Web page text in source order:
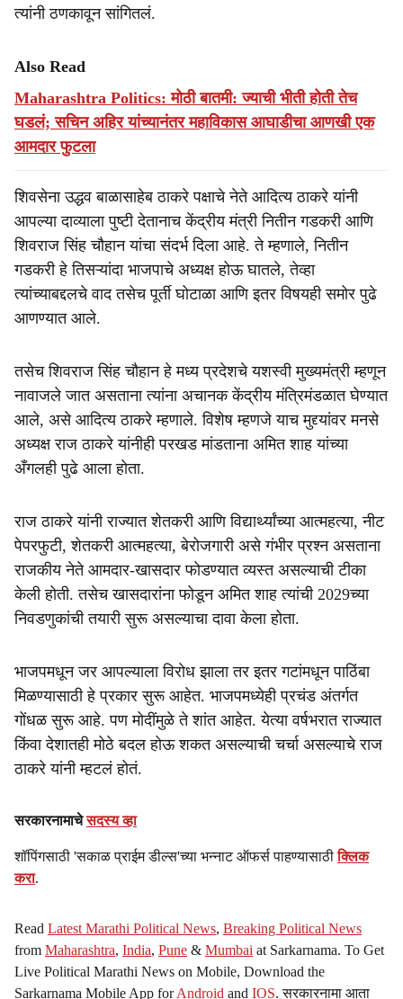
त्यांनी ठणकावून सांगितलं.
Also Read
Maharashtra Politics: मोठी बातमी: ज्याची भीती होती तेच
घडलं; सचिन अहिर यांच्यानंतर महाविकास आघाडीचा आणखी एक
आमदार फुटला
शिवसेना उद्धव बाळासाहेब ठाकरे पक्षाचे नेते आदित्य ठाकरे यांनी
आपल्या दाव्याला पुष्टी देतानाच केंद्रीय मंत्री नितीन गडकरी आणि
शिवराज सिंह चौहान यांचा संदर्भ दिला आहे. ते म्हणाले, नितीन
गडकरी हे तिसऱ्यांदा भाजपाचे अध्यक्ष होऊ घातले, तेव्हा
त्यांच्याबद्दलचे वाद तसेच पूर्ती घोटाळा आणि इतर विषयही समोर पुढे
आणण्यात आले.
तसेच शिवराज सिंह चौहान हे मध्य प्रदेशचे यशस्वी मुख्यमंत्री म्हणून
नावाजले जात असताना त्यांना अचानक केंद्रीय मंत्रिमंडळात घेण्यात
आले, असे आदित्य ठाकरे म्हणाले. विशेष म्हणजे याच मुद्द्यांवर मनसे
अध्यक्ष राज ठाकरे यांनीही परखड मांडताना अमित शाह यांच्या
अँगलही पुढे आला होता.
राज ठाकरे यांनी राज्यात शेतकरी आणि विद्यार्थ्यांच्या आत्महत्या, नीट
पेपरफुटी, शेतकरी आत्महत्या, बेरोजगारी असे गंभीर प्रश्न असताना
राजकीय नेते आमदार-खासदार फोडण्यात व्यस्त असल्याची टीका
केली होती. तसेच खासदारांना फोडून अमित शाह त्यांची 2029च्या
निवडणुकांची तयारी सुरू असल्याचा दावा केला होता.
भाजपमधून जर आपल्याला विरोध झाला तर इतर गटांमधून पाठिंबा
मिळण्यासाठी हे प्रकार सुरू आहेत. भाजपमध्येही प्रचंड अंतर्गत
गोंधळ सुरू आहे. पण मोदींमुळे ते शांत आहेत. येत्या वर्षभरात राज्यात
किंवा देशातही मोठे बदल होऊ शकत असल्याची चर्चा असल्याचे राज
ठाकरे यांनी म्हटलं होतं.
सरकारनामाचेसदस्य व्हा
शॉपिंगसाठी 'सकाळ प्राईम डील्स'च्या भन्नाट ऑफर्स पाहण्यासाठीक्लिक
करा.
Read Latest Marathi Political News, Breaking Political News
from Maharashtra, India, Pune & Mumbai at Sarkarnama. To Get
Live Political Marathi News on Mobile, Download the
Sarkarnama Mobile App forAndroid and IOS. सरकारनामा आता